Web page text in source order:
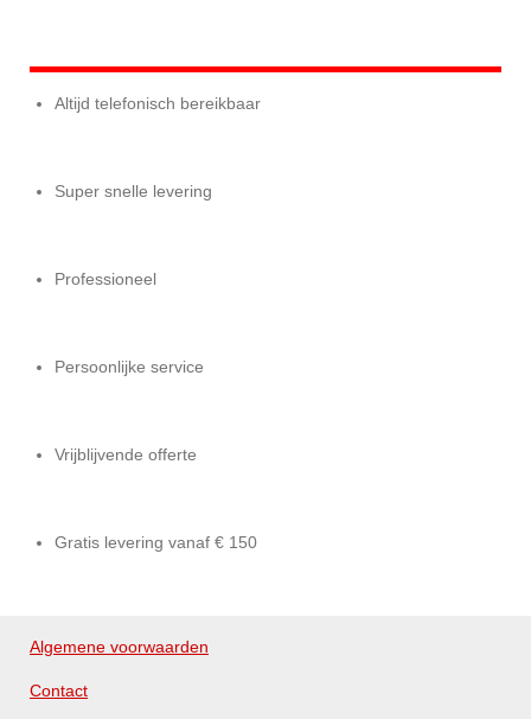
Altijd telefonisch bereikbaar
Super snelle levering
Professioneel
Persoonlijke service
Vrijblijvende offerte
Gratis levering vanaf € 150
Algemene voorwaarden
Contact